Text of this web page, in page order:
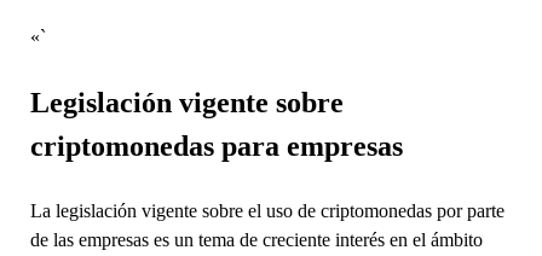
«`
Legislación vigente sobre
criptomonedas para empresas
La legislación vigente sobre el uso de criptomonedas por parte
de las empresas es un tema de creciente interés en el ámbito